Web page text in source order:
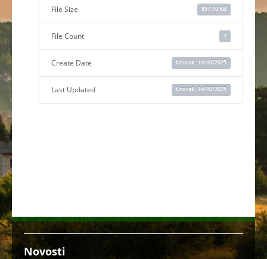
File Size 897.19 KB
File Count 1
Create Date Utorak, 14/10/2025
Last Updated Utorak, 14/10/2025
Novosti